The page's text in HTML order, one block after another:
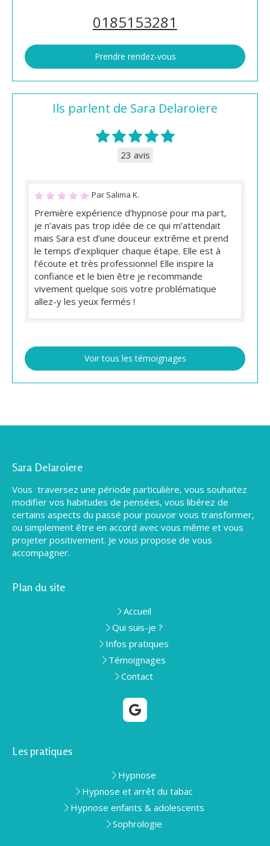
0185153281
Prendre rendez-vous
Ils parlent de Sara Delaroiere
23 avis
Par Salima K.
Première expérience d’hypnose pour ma part,
je n’avais pas trop idée de ce qui m’attendait
mais Sara est d’une douceur extrême et prend
le temps d’expliquer chaque étape. Elle est à
l’écoute et très professionnel Elle inspire la
confiance et le bien être je recommande
vivement quelque sois votre problématique
allez-y les yeux fermés !
Voir tous les témoignages
Sara Delaroiere
Vous traversez une période particulière, vous souhaitez
modifier vos habitudes de pensées, vous libérez de
certains aspects du passé pour pouvoir vous transformer,
ou simplement être en accord avec vous même et vous
projeter positivement. Je vous propose de vous
accompagner.
Plan du site
Accueil
Qui suis-je ?
Infos pratiques
Témoignages
Contact
Les pratiques
Hypnose
Hypnose et arrêt du tabac
Hypnose enfants & adolescents
Sophrologie